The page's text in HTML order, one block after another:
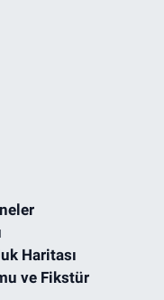
Haritası
ve Fikstür